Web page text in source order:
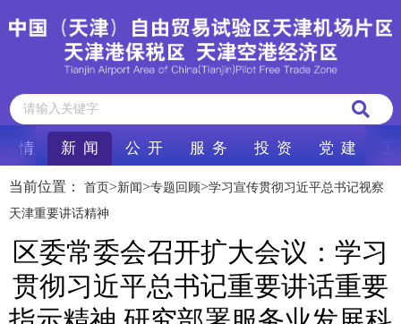
情 新 闻 公 开 服 务 投 资 党 建
当前位置： 首页>新闻>专题回顾>学习宣传贯彻习近平总书记视察
天津重要讲话精神
区委常委会召开扩大会议：学习
贯彻习近平总书记重要讲话重要